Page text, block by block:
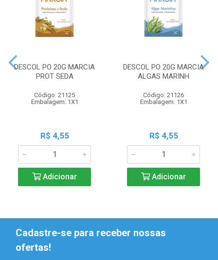
DESCOL PO 20G MARCIA
PROT SEDA
Código: 21125
Embalagem: 1X1
R$ 4,55
Adicionar
DESCOL PO 20G MARCIA
ALGAS MARINH
Código: 21126
Embalagem: 1X1
R$ 4,55
Adicionar
Cadastre-se para receber nossas
ofertas!